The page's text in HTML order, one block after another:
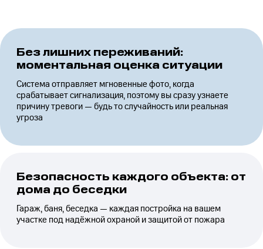
Без лишних переживаний:
моментальная оценка ситуации
Система отправляет мгновенные фото, когда
срабатывает сигнализация, поэтому вы сразу узнаете
причину тревоги — будь то случайность или реальная
угроза
Безопасность каждого объекта: от
дома до беседки
Гараж, баня, беседка — каждая постройка на вашем
участке под надёжной охраной и защитой от пожара